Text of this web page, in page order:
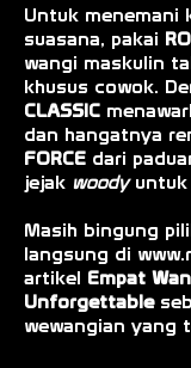
Untuk menemani
suasana, pakai
wangi maskulin
khusus cowok.
CLASSIC
dan hangatnya
FORCE dari
jejak woodyuntuk
Masih bingung
langsung di
artikel Empat
Unforgettable
wewangian yang